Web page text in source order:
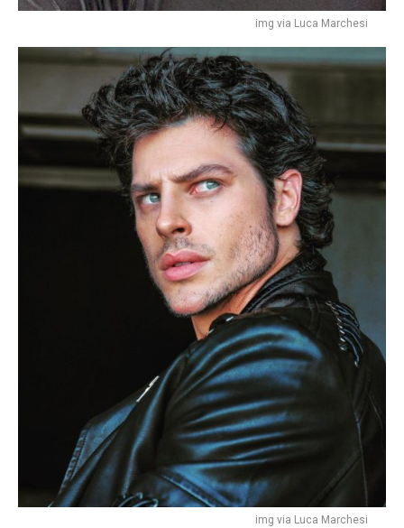
img via Luca Marchesi
img via Luca Marchesi